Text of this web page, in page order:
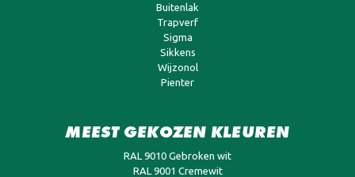
Buitenlak
Trapverf
Sigma
Sikkens
Wijzonol
Pienter
MEEST GEKOZEN KLEUREN
RAL 9010 Gebroken wit
RAL 9001 Cremewit